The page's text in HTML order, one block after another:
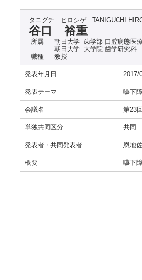
タニグチ ヒロシゲ TANIGUCHI
谷口 裕重
所属
朝日大学 歯学部 口腔病態医
朝日大学 大学院 歯学研究科
職種
教授
発表年月日 2017/
発表テーマ 嚥下
会議名 第23
単独共同区分 共同
発表者・共同発表者 恩地
概要 嚥下